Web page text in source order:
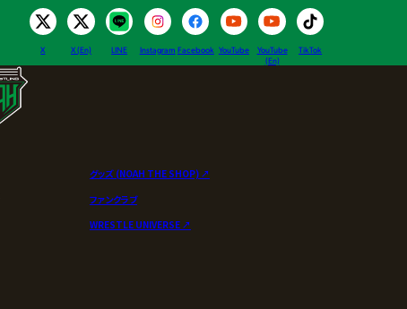
X X (En) LINE Instagram Facebook YouTube
YouTube
(En)
TikTok
グッズ (NOAH THE SHOP) ↗︎
ファンクラブ
WRESTLE UNIVERSE ↗︎